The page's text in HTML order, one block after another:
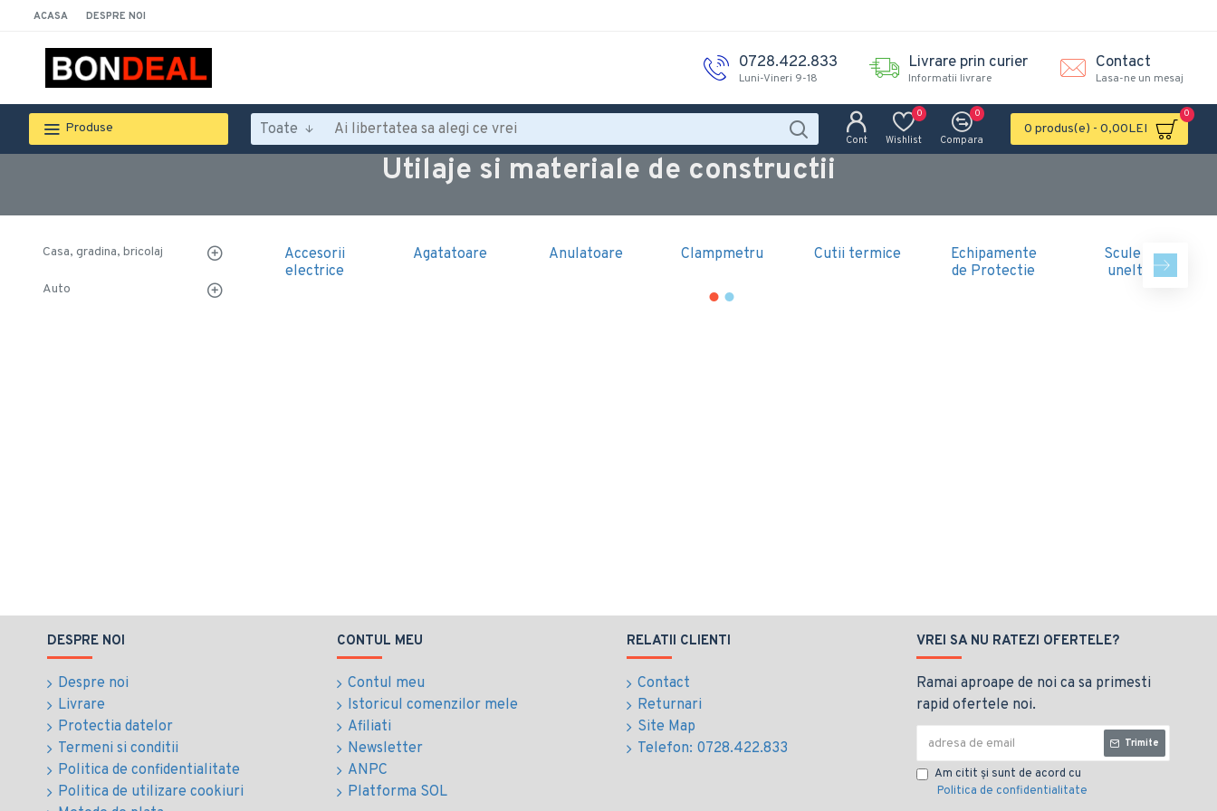
ACASA DESPRE NOI
0728.422.833
Luni-Vineri 9-18
Livrare prin curier
Informatii livrare
Contact
Lasa-ne un mesaj
Produse Toate
Cont Wishlist
0
Compara
0
0 produs(e) - 0,00LEI
0
Utilaje si materiale de constructii
Casa, gradina, bricolaj
Auto
Accesorii
electrice
Agatatoare Anulatoare Clampmetru Cutii termice
Echipamente
de Protectie
Scule si
unelte
DESPRE NOI
Despre noi
Livrare
Protectia datelor
Termeni si conditii
Politica de confidentialitate
Politica de utilizare cookiuri
CONTUL MEU
Contul meu
Istoricul comenzilor mele
Afiliati
Newsletter
ANPC
Platforma SOL
RELATII CLIENTI
Contact
Returnari
Site Map
Telefon: 0728.422.833
VREI SA NU RATEZI OFERTELE?
Ramai aproape de noi ca sa primesti
rapid ofertele noi.
Trimite
Am citit şi sunt de acord cu
Politica de confidentialitate